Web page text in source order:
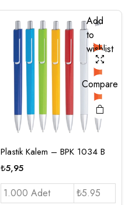
Add
to
wishlist
Compare
Plastik Kalem – BPK 1034 B
₺5,95
1.000 Adet ₺5.95